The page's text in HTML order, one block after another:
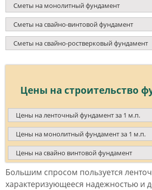
Сметы на монолитный фундамент
Сметы на свайно-винтовой фундамент
Сметы на свайно-ростверковый фундамент
Цены на строительство
Цены на ленточный фундамент за 1 м.п.
Цены на монолитный фундамент за 1 м.п.
Цены на свайно винтовой фундамент
Большим спросом пользуется
характеризующееся надежностью и